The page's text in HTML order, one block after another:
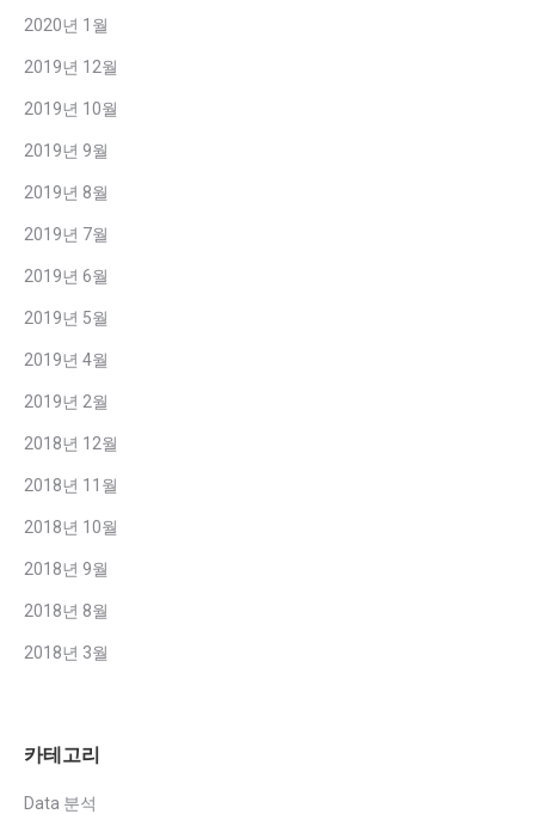
2020년 1월
2019년 12월
2019년 10월
2019년 9월
2019년 8월
2019년 7월
2019년 6월
2019년 5월
2019년 4월
2019년 2월
2018년 12월
2018년 11월
2018년 10월
2018년 9월
2018년 8월
2018년 3월
카테고리
Data 분석